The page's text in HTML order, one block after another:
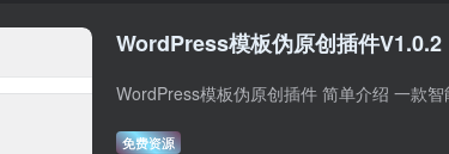
WordPress模板伪原创插件V1.0.2
免费资源